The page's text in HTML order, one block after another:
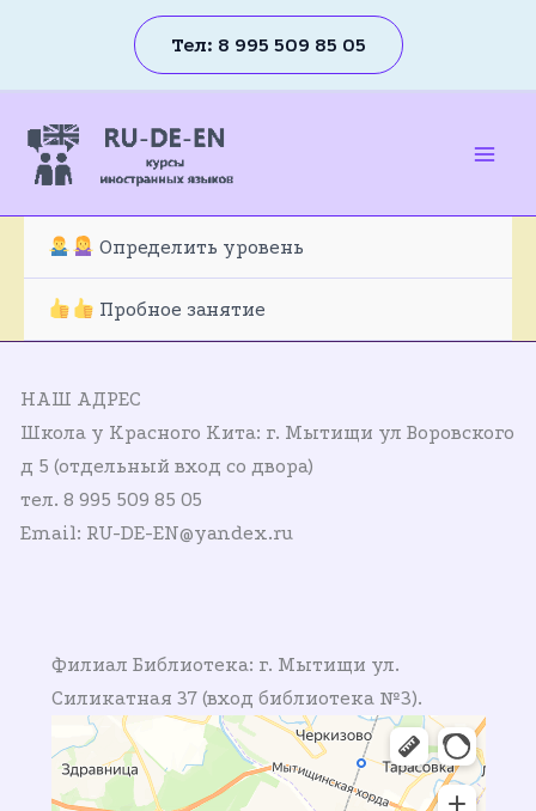
Тел: 8 995 509 85 05
Определить уровень
Пробное занятие
НАШ АДРЕС
Школа у Красного Кита: г. Мытищи ул Воровского
д 5 (отдельный вход со двора)
тел. 8 995 509 85 05
Email: RU-DE-EN@yandex.ru
Филиал Библиотека: г. Мытищи ул.
Силикатная 37 (вход библиотека №3).